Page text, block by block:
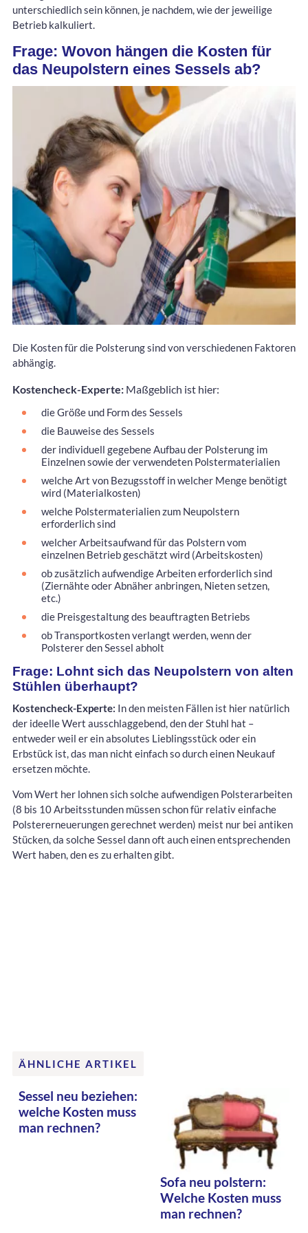
unterschiedlich sein können, je nachdem, wie der jeweilige
Betrieb kalkuliert.
Frage: Wovon hängen die Kosten für
das Neupolstern eines Sessels ab?
Die Kosten für die Polsterung sind von verschiedenen Faktoren
abhängig.
Kostencheck-Experte: Maßgeblich ist hier:
die Größe und Form des Sessels
die Bauweise des Sessels
der individuell gegebene Aufbau der Polsterung im
Einzelnen sowie der verwendeten Polstermaterialien
welche Art von Bezugsstoff in welcher Menge benötigt
wird (Materialkosten)
welche Polstermaterialien zum Neupolstern
erforderlich sind
welcher Arbeitsaufwand für das Polstern vom
einzelnen Betrieb geschätzt wird (Arbeitskosten)
ob zusätzlich aufwendige Arbeiten erforderlich sind
(Ziernähte oder Abnäher anbringen, Nieten setzen,
etc.)
die Preisgestaltung des beauftragten Betriebs
ob Transportkosten verlangt werden, wenn der
Polsterer den Sessel abholt
Frage: Lohnt sich das Neupolstern von alten
Stühlen überhaupt?
Kostencheck-Experte: In den meisten Fällen ist hier natürlich
der ideelle Wert ausschlaggebend, den der Stuhl hat –
entweder weil er ein absolutes Lieblingsstück oder ein
Erbstück ist, das man nicht einfach so durch einen Neukauf
ersetzen möchte.
Vom Wert her lohnen sich solche aufwendigen Polsterarbeiten
(8 bis 10 Arbeitsstunden müssen schon für relativ einfache
Polstererneuerungen gerechnet werden) meist nur bei antiken
Stücken, da solche Sessel dann oft auch einen entsprechenden
Wert haben, den es zu erhalten gibt.
ÄHNLICHE ARTIKEL
Sessel neu beziehen:
welche Kosten muss
man rechnen?
Sofa neu polstern:
Welche Kosten muss
man rechnen?